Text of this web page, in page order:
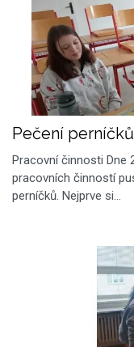
Pečení perníčků
Pracovní činnosti Dne
pracovních činností
perníčků. Nejprve si…